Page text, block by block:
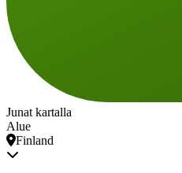
Junat kartalla
Alue
Finland